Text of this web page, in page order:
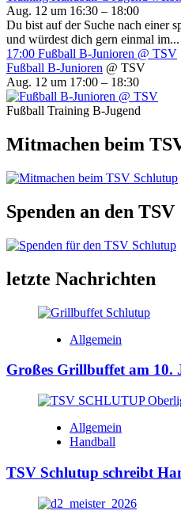
Aug. 12 um 16:30 – 18:00
Du bist auf der Suche nach einer
und würdest dich gern einmal im...
17:00 Fußball B-Junioren @ TSV
Fußball B-Junioren @ TSV
Aug. 12 um 17:00 – 18:30
Fußball Training B-Jugend
Mitmachen beim
Spenden an den TSV
letzte Nachrichten
Allgemein
Großes Grillbuffet am 10.
Allgemein
Handball
TSV Schlutup schreibt